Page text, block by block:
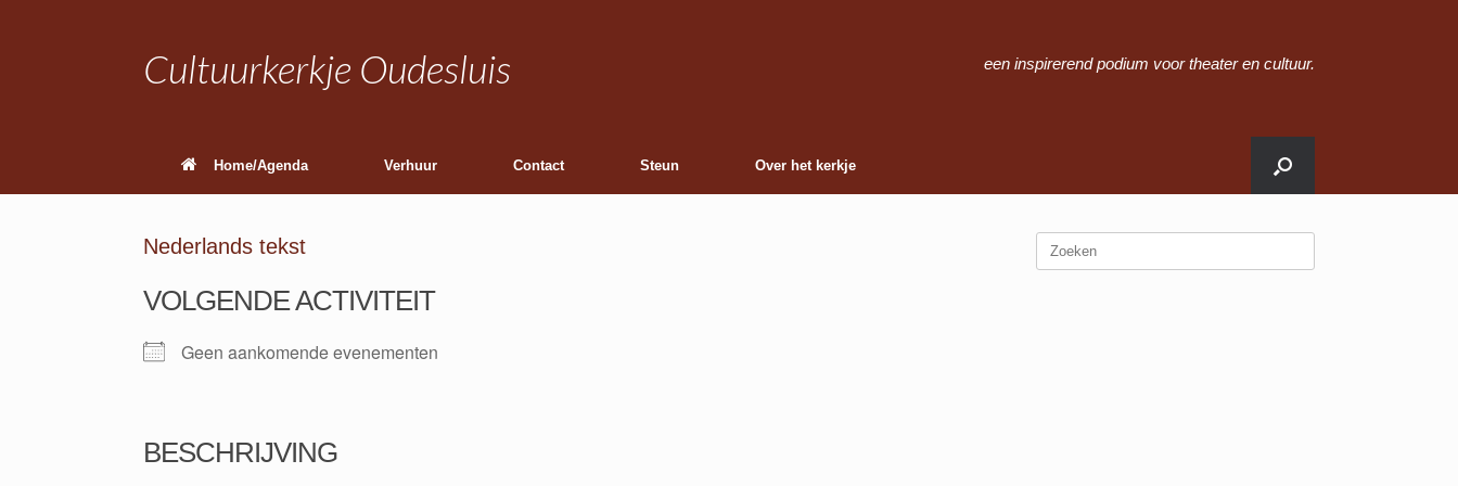
Cultuurkerkje Oudesluis een inspirerend podium voor theater en cultuur.
Home/Agenda Verhuur Contact Steun Over het kerkje
Nederlands tekst
VOLGENDE ACTIVITEIT
Geen aankomende evenementen
BESCHRIJVING
Zoeken